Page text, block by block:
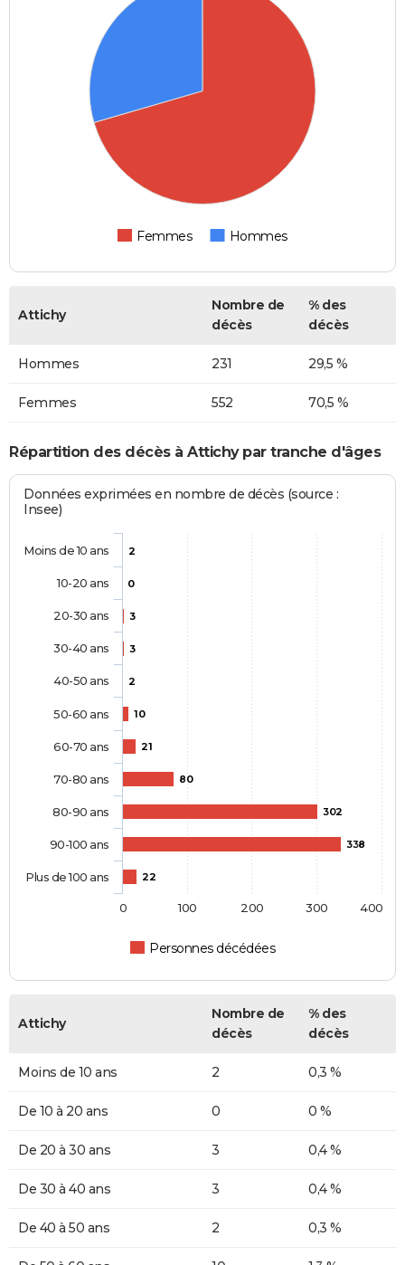
Femmes Hommes
Attichy
Nombre de
décès
% des
décès
Hommes 231 29,5 %
Femmes 552 70,5 %
Répartition des décès à Attichy par tranche d'âges
Données exprimées en nombre de décès (source :
Insee)
2
0
3
3
2
10
21
80
302
338
22
Personnes décédées
Moins de 10 ans
10-20 ans
20-30 ans
30-40 ans
40-50 ans
50-60 ans
60-70 ans
70-80 ans
80-90 ans
90-100 ans
Plus de 100 ans
0 100 200 300 400
Attichy
Nombre de
décès
% des
décès
Moins de 10 ans 2 0,3 %
De 10 à 20 ans 0 0 %
De 20 à 30 ans 3 0,4 %
De 30 à 40 ans 3 0,4 %
De 40 à 50 ans 2 0,3 %